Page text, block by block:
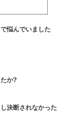
悩んでいました
か?
決断されなかった